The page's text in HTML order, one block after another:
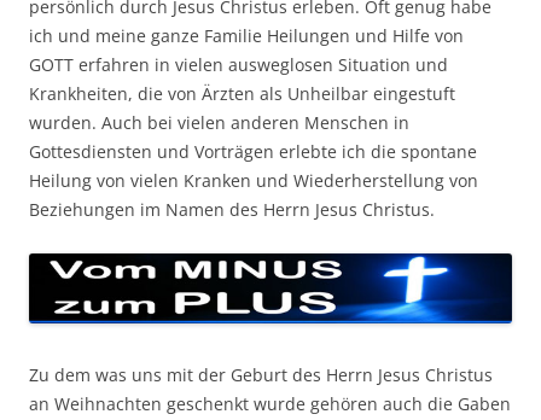
persönlich durch Jesus Christus erleben. Oft genug habe
ich und meine ganze Familie Heilungen und Hilfe von
GOTT erfahren in vielen ausweglosen Situation und
Krankheiten, die von Ärzten als Unheilbar eingestuft
wurden. Auch bei vielen anderen Menschen in
Gottesdiensten und Vorträgen erlebte ich die spontane
Heilung von vielen Kranken und Wiederherstellung von
Beziehungen im Namen des Herrn Jesus Christus.
Zu dem was uns mit der Geburt des Herrn Jesus Christus
an Weihnachten geschenkt wurde gehören auch die Gaben